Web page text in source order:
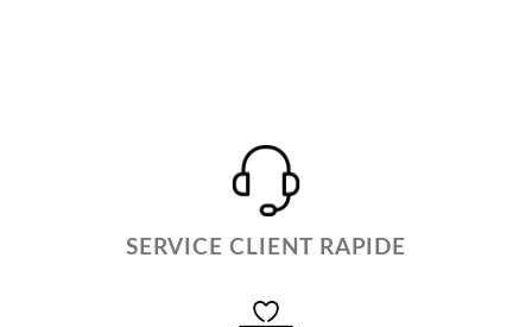
SERVICE CLIENT RAPIDE